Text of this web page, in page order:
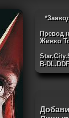
Превод
Живко
B-